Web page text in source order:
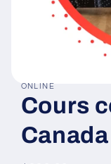
Ouvrir
média
dans
une
ONLINE
Cours
Canada